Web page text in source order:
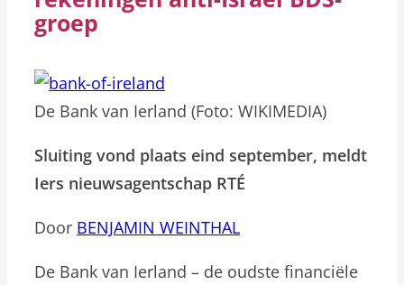
groep
De Bank van Ierland (Foto: WIKIMEDIA)
Sluiting vond plaats eind september, meldt
Iers nieuwsagentschap RTÉ
Door BENJAMIN WEINTHAL
De Bank van Ierland – de oudste financiële